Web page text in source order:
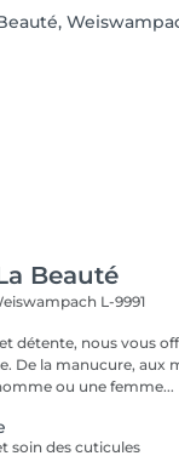
Beauté
L-9991
détente, nous vous
De la manucure, aux
ou une femme...
soin des cuticules